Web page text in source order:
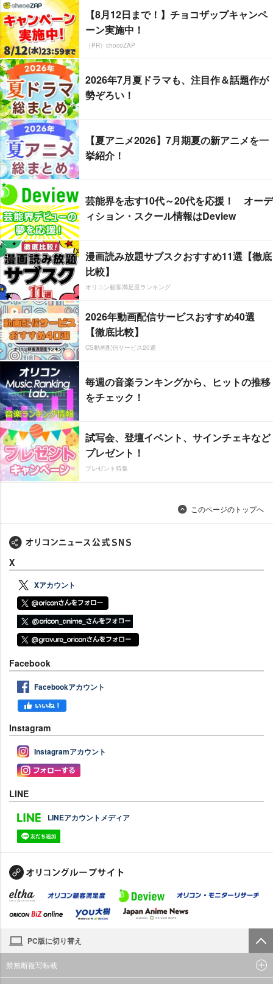
【8月12日まで！】チョコザップキャンペ
ーン実施中！
（PR）chocoZAP
2026年7月夏ドラマも、注目作＆話題作が
勢ぞろい！
【夏アニメ2026】7月期夏の新アニメを一
挙紹介！
芸能界を志す10代～20代を応援！ オーデ
ィション・スクール情報はDeview
漫画読み放題サブスクおすすめ11選【徹底
比較】
オリコン顧客満足度ランキング
2026年動画配信サービスおすすめ40選
【徹底比較】
CS動画配信サービス20選
毎週の音楽ランキングから、ヒットの推移
をチェック！
試写会、登壇イベント、サインチェキなど
プレゼント！
プレゼント特集
このページのトップへ
X
Xアカウント
Facebook
Facebookアカウント
Instagram
Instagramアカウント
LINE
LINEアカウントメディア
PC版に切り替え
禁無断複写転載